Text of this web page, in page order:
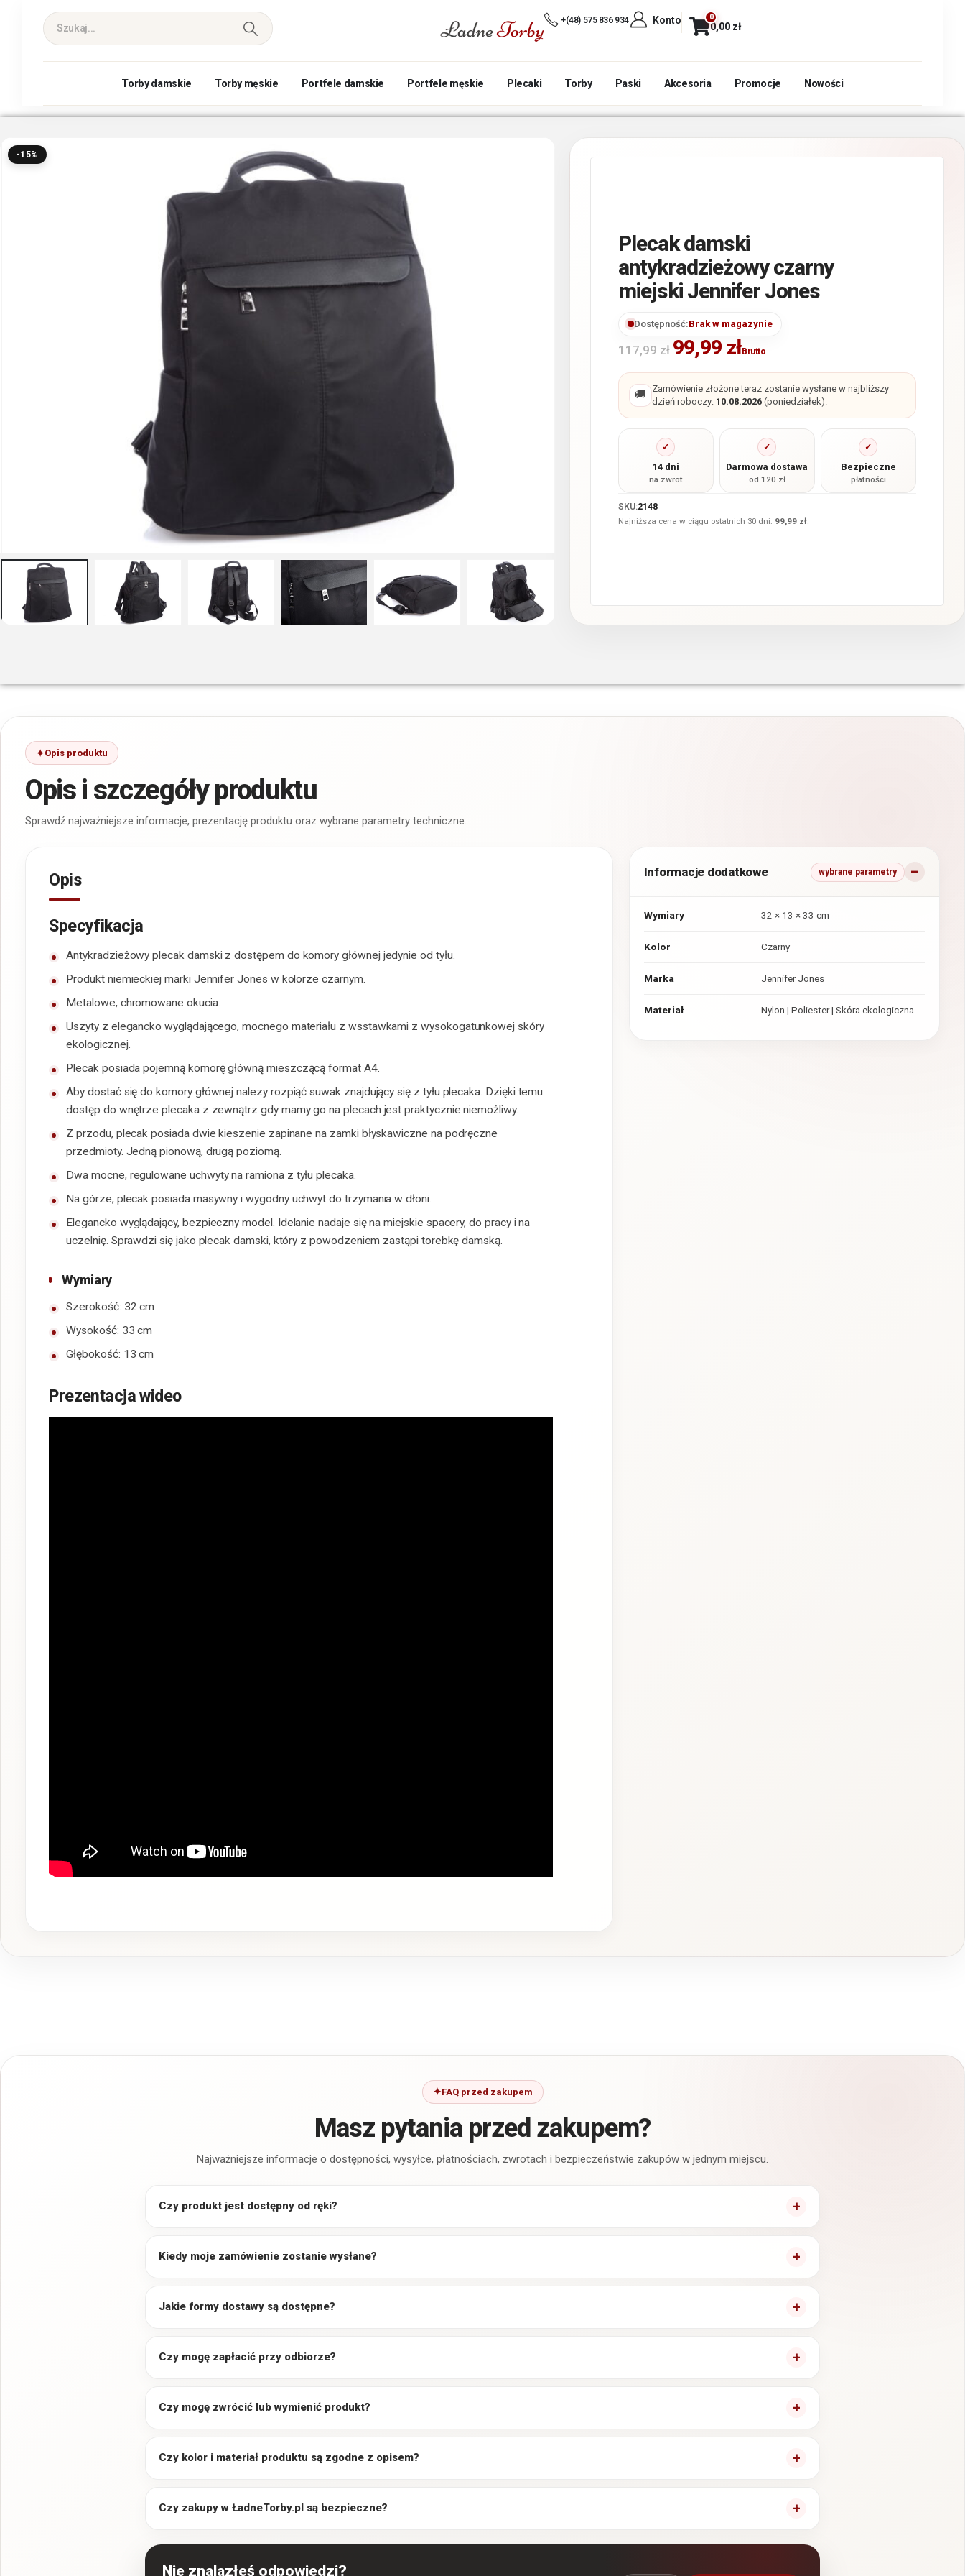
+(48) 575 836 934 Konto 0
0,00 zł
Torby damskie Torby męskie Portfele damskie Portfele męskie Plecaki Torby Paski Akcesoria Promocje Nowości
-15%
Plecak damski
antykradzieżowy czarny
miejski Jennifer Jones
Dostępność:Brak w magazynie
117,99zł 99,99 złBrutto
🚚
Zamówienie złożone teraz zostanie wysłane w najbliższy
dzień roboczy: 10.08.2026(poniedziałek).
✓
14 dni
na zwrot
✓
Darmowa dostawa
od 120 zł
✓
Bezpieczne
płatności
SKU:2148
Najniższa cena w ciągu ostatnich 30 dni: 99,99 zł.
Opis produktu
Opis i szczegóły produktu
Sprawdź najważniejsze informacje, prezentację produktu oraz wybrane parametry techniczne.
Opis
Specyfikacja
Antykradzieżowy plecak damski z dostępem do komory głównej jedynie od tyłu.
Produkt niemieckiej marki Jennifer Jones w kolorze czarnym.
Metalowe, chromowane okucia.
Uszyty z elegancko wyglądającego, mocnego materiału z wsstawkami z wysokogatunkowej skóry
ekologicznej.
Plecak posiada pojemną komorę główną mieszczącą format A4.
Aby dostać się do komory głównej nalezy rozpiąć suwak znajdujący się z tyłu plecaka. Dzięki temu
dostęp do wnętrze plecaka z zewnątrz gdy mamy go na plecach jest praktycznie niemożliwy.
Z przodu, plecak posiada dwie kieszenie zapinane na zamki błyskawiczne na podręczne
przedmioty. Jedną pionową, drugą poziomą.
Dwa mocne, regulowane uchwyty na ramiona z tyłu plecaka.
Na górze, plecak posiada masywny i wygodny uchwyt do trzymania w dłoni.
Elegancko wyglądający, bezpieczny model. Idelanie nadaje się na miejskie spacery, do pracy i na
uczelnię. Sprawdzi się jako plecak damski, który z powodzeniem zastąpi torebkę damską.
Wymiary
Szerokość: 32 cm
Wysokość: 33 cm
Głębokość: 13 cm
Prezentacja wideo
Informacje dodatkowe wybrane parametry
Wymiary 32 × 13 × 33 cm
Kolor Czarny
Marka Jennifer Jones
Materiał Nylon | Poliester | Skóra ekologiczna
FAQ przed zakupem
Masz pytania przed zakupem?
Najważniejsze informacje o dostępności, wysyłce, płatnościach, zwrotach i bezpieczeństwie zakupów w jednym miejscu.
Czy produkt jest dostępny od ręki?
Kiedy moje zamówienie zostanie wysłane?
Jakie formy dostawy są dostępne?
Czy mogę zapłacić przy odbiorze?
Czy mogę zwrócić lub wymienić produkt?
Czy kolor i materiał produktu są zgodne z opisem?
Czy zakupy w ŁadneTorby.pl są bezpieczne?
Nie znalazłeś odpowiedzi?